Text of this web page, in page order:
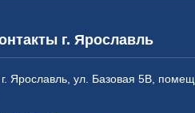
г. Ярославль
г. Ярославль, ул. Базовая 5В, помещ.